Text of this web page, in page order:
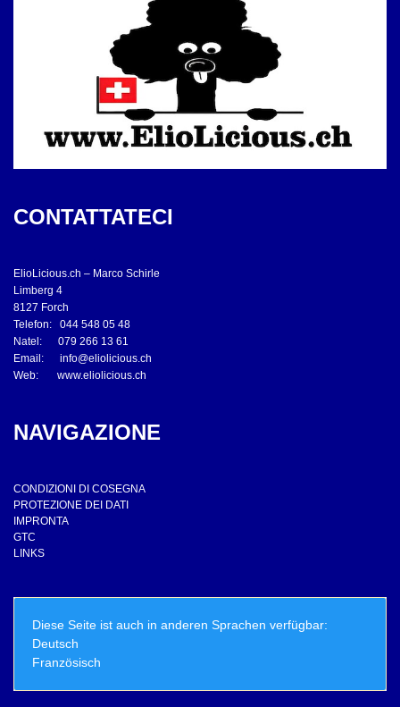
CONTATTATECI
ElioLicious.ch – Marco Schirle
Limberg 4
8127 Forch
Telefon: 044 548 05 48
Natel: 079 266 13 61
Email: info@eliolicious.ch
Web: www.eliolicious.ch
NAVIGAZIONE
CONDIZIONI DI COSEGNA
PROTEZIONE DEI DATI
IMPRONTA
GTC
LINKS
Diese Seite ist auch in anderen Sprachen verfügbar:
Deutsch
Französisch